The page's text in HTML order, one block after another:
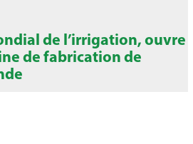
de l’irrigation, ouvre
de fabrication de